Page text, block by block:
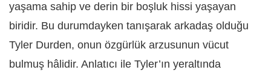
yaşama sahip ve derin bir boşluk hissi yaşayan
biridir. Bu durumdayken tanışarak arkadaş olduğu
Tyler Durden, onun özgürlük arzusunun vücut
bulmuş hâlidir. Anlatıcı ile Tyler’ın yeraltında